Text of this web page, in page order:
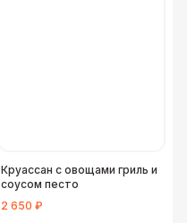
Круассан с овощами гриль и
соусом песто
2 650 ₽